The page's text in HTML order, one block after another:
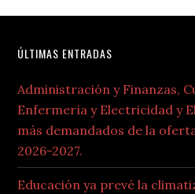
Footer
ÚLTIMAS ENTRADAS
Administración y Finanzas,
Enfermería y Electricidad y
más demandados de la
2026-2027.
Educación ya prevé la